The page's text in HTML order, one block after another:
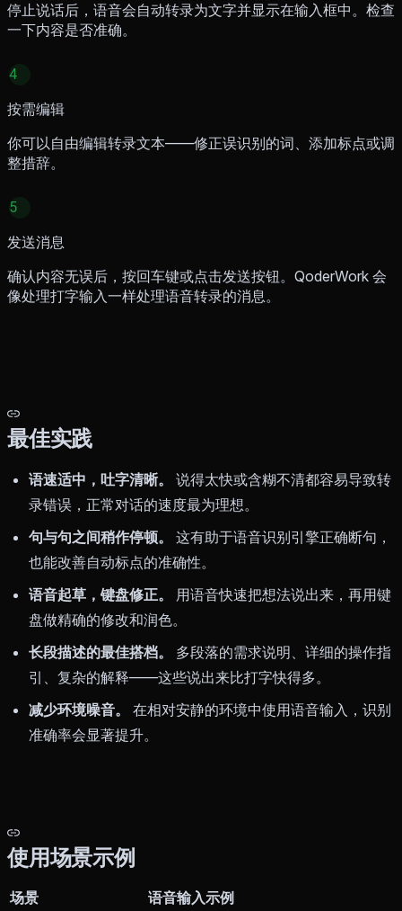
停止说话后，语音会自动转录为文字并显示在输入框中。检查
一下内容是否准确。
4
按需编辑
你可以自由编辑转录文本——修正误识别的词、添加标点或调
整措辞。
5
发送消息
确认内容无误后，按回车键或点击发送按钮。QoderWork 会
像处理打字输入一样处理语音转录的消息。
最佳实践
语速适中，吐字清晰。
说得太快或含糊不清都容易导致转
录错误，正常对话的速度最为理想。
句与句之间稍作停顿。
这有助于语音识别引擎正确断句，
也能改善自动标点的准确性。
语音起草，键盘修正。
用语音快速把想法说出来，再用键
盘做精确的修改和润色。
长段描述的最佳搭档。
多段落的需求说明、详细的操作指
引、复杂的解释——这些说出来比打字快得多。
减少环境噪音。
在相对安静的环境中使用语音输入，识别
准确率会显著提升。
使用场景示例
场景 语音输入示例